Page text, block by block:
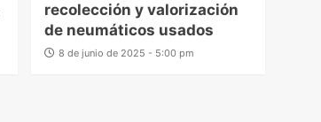
recolección y valorización
de neumáticos usados
8 de junio de 2025 - 5:00 pm